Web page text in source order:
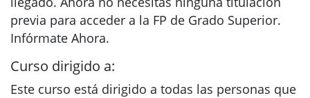
previa para acceder a la FP de Grado Superior.
Infórmate Ahora.
Curso dirigido a:
Este curso está dirigido a todas las personas que